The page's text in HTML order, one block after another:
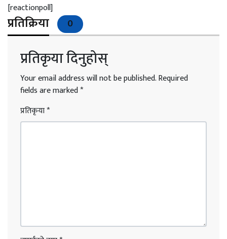
[reactionpoll]
प्रतिक्रिया 0
प्रतिकृया दिनुहोस्
Your email address will not be published.Required
fields are marked*
प्रतिकृया*